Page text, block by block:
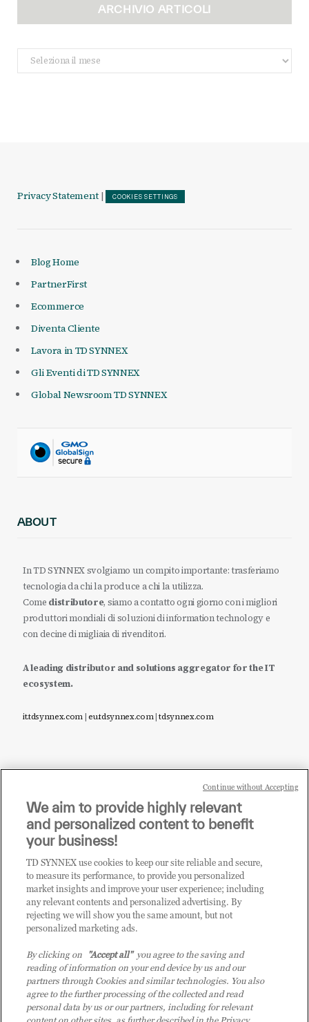
ARCHIVIO ARTICOLI
Archivio
Articoli
Privacy Statement | COOKIES SETTINGS
Blog Home
PartnerFirst
Ecommerce
Diventa Cliente
Lavora in TD SYNNEX
Gli Eventi di TD SYNNEX
Global Newsroom TD SYNNEX
ABOUT
In TD SYNNEX svolgiamo un compito importante: trasferiamo
tecnologia da chi la produce a chi la utilizza.
Come distributore, siamo a contatto ogni giorno con i migliori
produttori mondiali di soluzioni di information technology e
con decine di migliaia di rivenditori.
A leading distributor and solutions aggregator for the IT
ecosystem.
it.tdsynnex.com|eu.tdsynnex.com|tdsynnex.com
Sei un rivenditore di tecnologia e desideri acquistare
i prodotti o le soluzioni trattate sul blog?
CLICCA QUI E DIVENTA
CLIENTE TD SYNNEX
We aim to provide highly relevant
and personalized content to benefit
your business!
TD SYNNEX use cookies to keep our site reliable and secure,
to measure its performance, to provide you personalized
market insights and improve your user experience; including
any relevant contents and personalized advertising. By
rejecting we will show you the same amount, but not
personalized marketing ads.
By clicking on "Accept all"you agree to the saving and
reading of information on your end device by us and our
partners through Cookies and similar technologies. You also
agree to the further processing of the collected and read
personal data by us or our partners, including for relevant
Continue without Accepting